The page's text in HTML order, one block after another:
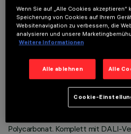
BESCHREIBUNG
Miniaturisierte, lineare
kompakten Größe der Leuchte
Schattenzonen in Deckennähe
strahlender Oberfläche aus Zamak-
Anschlag-Konturenrahmen.
aus Reinstaluminium -
Polycarbonat. Komplett mit DALI-
Wenn Sie auf „Alle Cookies akzeptieren“
Speicherung von Cookies auf Ihrem
Websitenavigation zu verbessern, die
analysieren und unsere
Weitere Informationen
Alle ablehnen Alle
Cookie-